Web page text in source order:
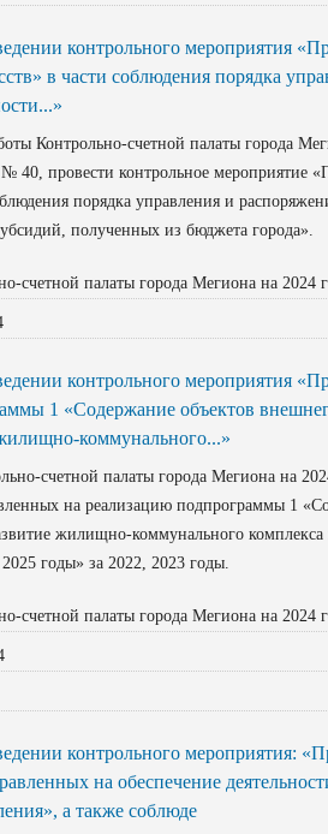
контрольного мероприятия
в части соблюдения порядка
Контрольно-счетной палаты города
40, провести контрольное мероприятие
порядка управления и
полученных из бюджета города».
счетной палаты города Мегиона на 2024
контрольного мероприятия
1 «Содержание объектов
коммунального...»
счетной палаты города Мегиона на
на реализацию подпрограммы 1
жилищно-коммунального комплекса
годы» за 2022, 2023 годы.
счетной палаты города Мегиона на 2024
контрольного мероприятия:
на обеспечение
а также соблюде